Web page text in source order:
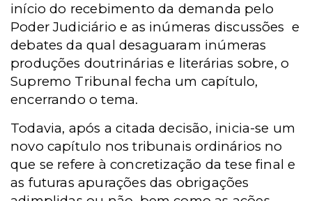
início do recebimento da demanda pelo
Poder Judiciário e as inúmeras discussões e
debates da qual desaguaram inúmeras
produções doutrinárias e literárias sobre, o
Supremo Tribunal fecha um capítulo,
encerrando o tema.
Todavia, após a citada decisão, inicia-se um
novo capítulo nos tribunais ordinários no
que se refere à concretização da tese final e
as futuras apurações das obrigações